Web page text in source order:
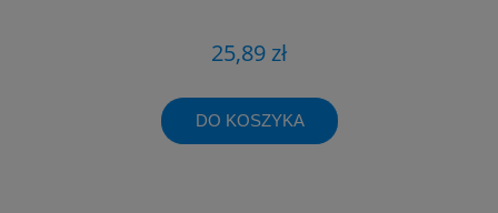
25,89 zł
DO KOSZYKA